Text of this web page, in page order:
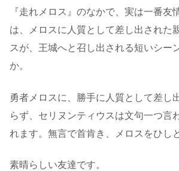
『走れメロス』のなかで、実は一番友
は、メロスに人質として差し出された
スが、王城へと召し出される短いシー
か。
勇者メロスに、勝手に人質として差し
らず、セリヌンティウスは文句一つ言
れます。無言で首肯き、メロスをひし
素晴らしい友達です。